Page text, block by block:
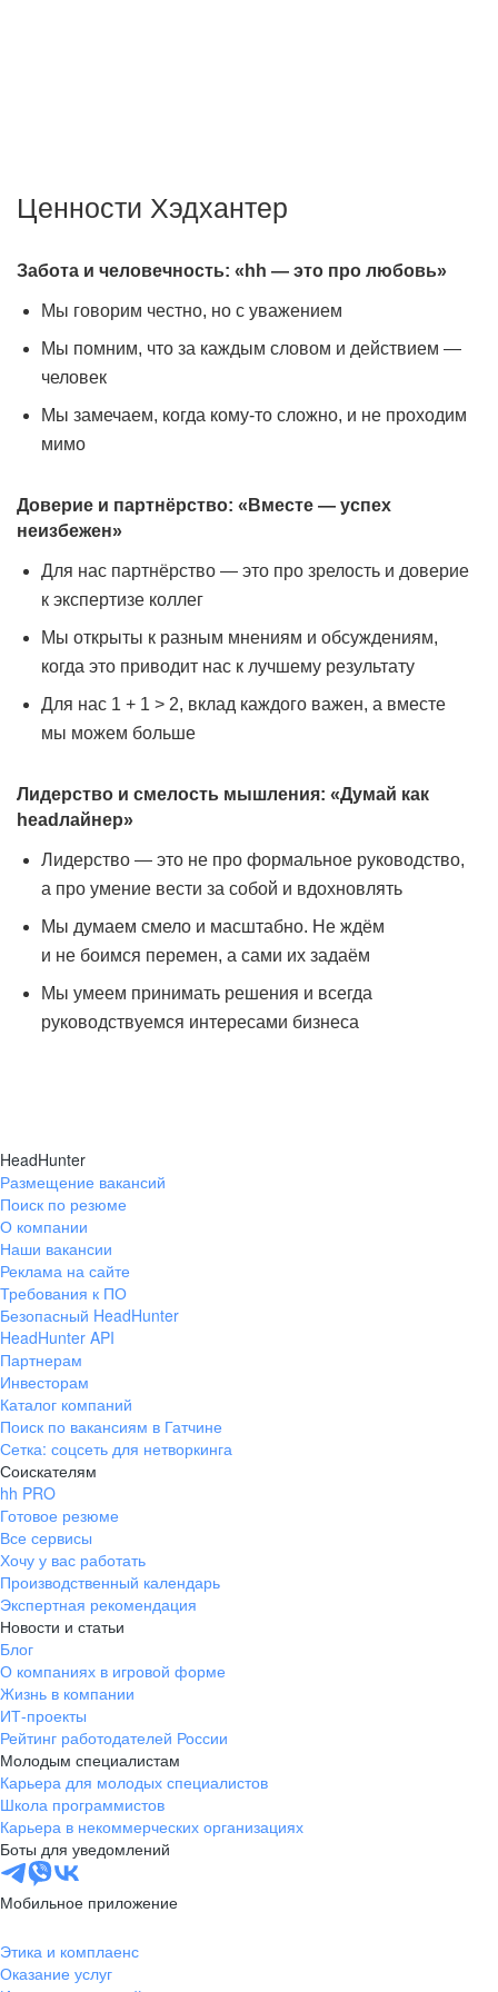
Ценности Хэдхантер
Забота и человечность: «hh — это про любовь»
Мы говорим честно, но с уважением
Мы помним, что за каждым словом и действием —
человек
Мы замечаем, когда кому-то сложно, и не проходим
мимо
Доверие и партнёрство: «Вместе — успех
неизбежен»
Для нас партнёрство — это про зрелость и доверие
к экспертизе коллег
Мы открыты к разным мнениям и обсуждениям,
когда это приводит нас к лучшему результату
Для нас 1 + 1 > 2, вклад каждого важен, а вместе
мы можем больше
Лидерство и смелость мышления: «Думай как
headлайнер»
Лидерство — это не про формальное руководство,
а про умение вести за собой и вдохновлять
Мы думаем смело и масштабно. Не ждём
и не боимся перемен, а сами их задаём
Мы умеем принимать решения и всегда
руководствуемся интересами бизнеса
HeadHunter
Размещение вакансий
Поиск по резюме
О компании
Наши вакансии
Реклама на сайте
Требования к ПО
Безопасный HeadHunter
HeadHunter API
Партнерам
Инвесторам
Каталог компаний
Поиск по вакансиям в Гатчине
Сетка: соцсеть для нетворкинга
Соискателям
hh PRO
Готовое резюме
Все сервисы
Хочу у вас работать
Производственный календарь
Экспертная рекомендация
Новости и статьи
Блог
О компаниях в игровой форме
Жизнь в компании
ИТ-проекты
Рейтинг работодателей России
Молодым специалистам
Карьера для молодых специалистов
Школа программистов
Карьера в некоммерческих организациях
Боты для уведомлений
Мобильное приложение
Этика и комплаенс
Оказание услуг